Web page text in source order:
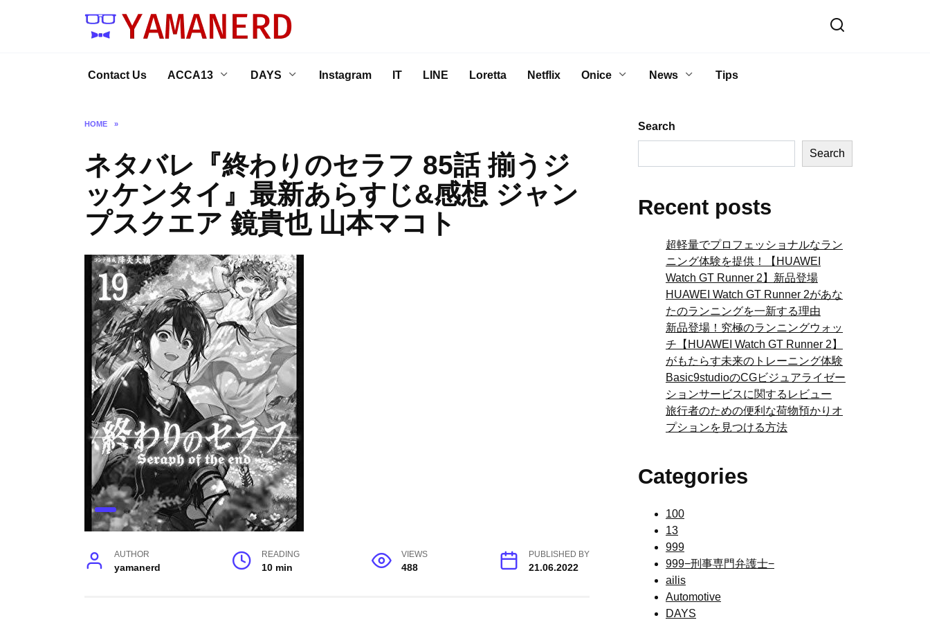
Contact Us ACCA13 DAYS Instagram IT LINE Loretta Netflix Onice News Tips
HOME »
ネタバレ『終わりのセラフ 85話 揃うジ
ッケンタイ』最新あらすじ&感想 ジャン
プスクエア 鏡貴也 山本マコト
AUTHOR
yamanerd
READING
10 min
VIEWS
488
PUBLISHED BY
21.06.2022
Search
Search
Recent posts
超軽量でプロフェッショナルなラン
ニング体験を提供！【HUAWEI
Watch GT Runner 2】新品登場
HUAWEI Watch GT Runner 2があな
たのランニングを一新する理由
新品登場！究極のランニングウォッ
チ【HUAWEI Watch GT Runner 2】
がもたらす未来のトレーニング体験
Basic9studioのCGビジュアライゼー
ションサービスに関するレビュー
旅行者のための便利な荷物預かりオ
プションを見つける方法
Categories
100
13
999
999−刑事専門弁護士−
ailis
Automotive
DAYS